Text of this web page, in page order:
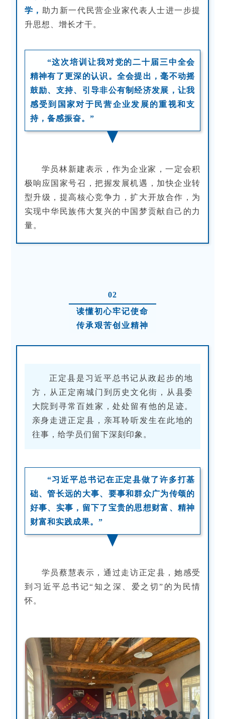
学， 助力新一代民营企业家代表人士进一步提
升思想、增长才干。
“这次培训让我对党的二十届三中全会
精神有了更深的认识。全会提出，毫不动摇
鼓励、支持、引导非公有制经济发展，让我
感受到国家对于民营企业发展的重视和支
持，备感振奋。”
学员林新建表示，作为企业家，一定会积
极响应国家号召，把握发展机遇，加快企业转
型升级，提高核心竞争力，扩大开放合作，为
实现中华民族伟大复兴的中国梦贡献自己的力
量。
02
读懂初心牢记使命
传承艰苦创业精神
正定县是习近平总书记从政起步的地
方，从正定南城门到历史文化街，从县委
大院到寻常百姓家，处处留有他的足迹。
亲身走进正定县，亲耳聆听发生在此地的
往事，给学员们留下深刻印象。
“习近平总书记在正定县做了许多打基
础、管长远的大事、要事和群众广为传颂的
好事、实事，留下了宝贵的思想财富、精神
财富和实践成果。”
学员蔡慧表示，通过走访正定县，她感受
到习近平总书记“知之深、爱之切”的为民情
怀。